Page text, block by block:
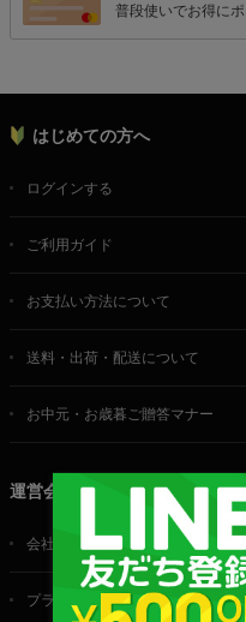
普段使いでお得に
はじめての方へ
ログインする
ご利用ガイド
お支払い方法について
送料・出荷・配送について
お中元・お歳暮ご贈答マナー
運営会社
会社概要
プライバシーポリシー